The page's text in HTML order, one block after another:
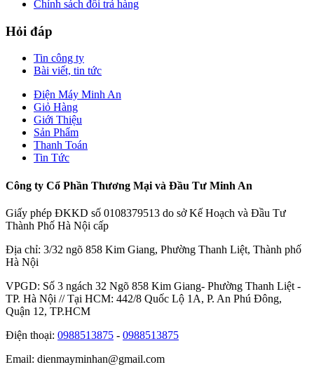
Chính sách đổi trả hàng
Hỏi đáp
Tin công ty
Bài viết, tin tức
Điện Máy Minh An
Giỏ Hàng
Giới Thiệu
Sản Phẩm
Thanh Toán
Tin Tức
Công ty Cổ Phần Thương Mại và Đầu Tư Minh An
Giấy phép ĐKKD số 0108379513 do sở Kế Hoạch và Đầu Tư
Thành Phố Hà Nội cấp
Địa chỉ: 3/32 ngõ 858 Kim Giang, Phường Thanh Liệt, Thành phố
Hà Nội
VPGD: Số 3 ngách 32 Ngõ 858 Kim Giang- Phường Thanh Liệt -
TP. Hà Nội // Tại HCM: 442/8 Quốc Lộ 1A, P. An Phú Đông,
Quận 12, TP.HCM
Điện thoại: 0988513875 - 0988513875
Email: dienmayminhan@gmail.com